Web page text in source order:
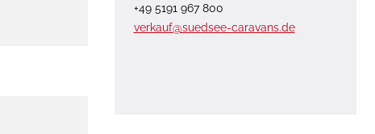
+49 5191 967 800
verkauf@suedsee-caravans.de